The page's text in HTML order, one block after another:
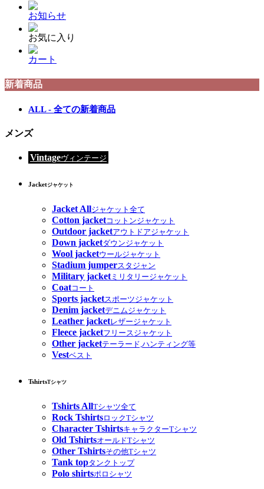
お知らせ
お気に入り
カート
新着商品
ALL - 全ての新着商品
メンズ
Vintageヴィンテージ
Jacketジャケット
Jacket Allジャケット全て
Cotton jacketコットンジャケット
Outdoor jacketアウトドアジャケット
Down jacketダウンジャケット
Wool jacketウールジャケット
Stadium jumperスタジャン
Military jacketミリタリージャケット
Coatコート
Sports jacketスポーツジャケット
Denim jacketデニムジャケット
Leather jacketレザージャケット
Fleece jacketフリースジャケット
Other jacketテーラード,ハンティング等
Vestベスト
TshirtsTシャツ
Tshirts AllTシャツ全て
Rock TshirtsロックTシャツ
Character TshirtsキャラクターTシャツ
Old TshirtsオールドTシャツ
Other Tshirtsその他Tシャツ
Tank topタンクトップ
Polo shirtsポロシャツ